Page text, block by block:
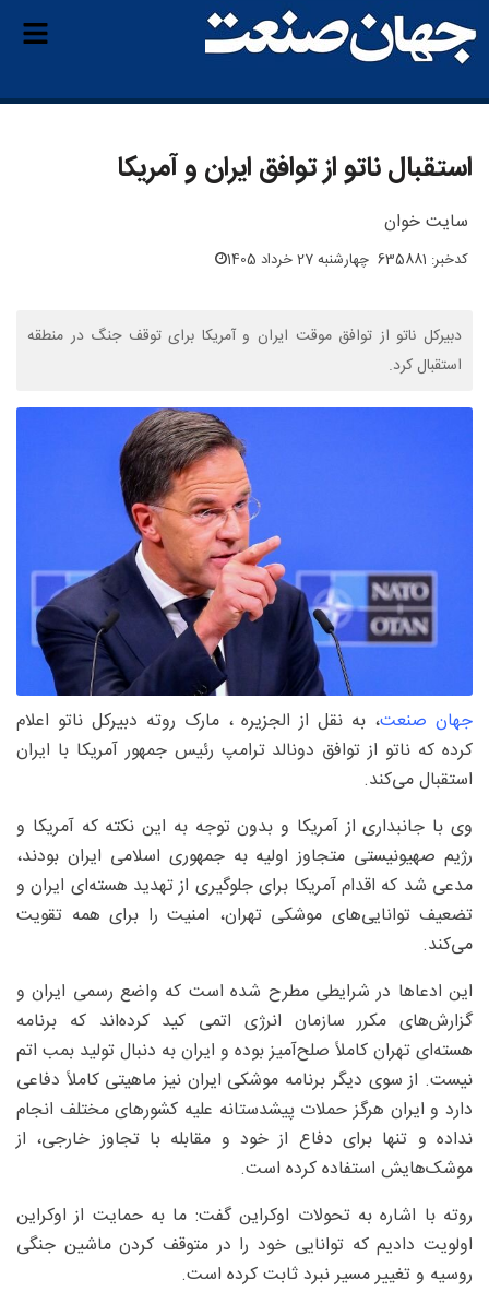
استقبال ناتو از توافق ایران و آمریکا
سایت خوان
کدخبر: 635881 چهارشنبه 27 خرداد 1405
دبیرکل ناتو از توافق موقت ایران و آمریکا برای توقف جنگ در منطقه
استقبال کرد.
جهان صنعت، به نقل از الجزیره ، مارک روته دبیرکل ناتو اعلام
کرده که ناتو از توافق دونالد ترامپ رئیس جمهور آمریکا با ایران
استقبال می‌کند.
وی با جانبداری از آمریکا و بدون توجه به این نکته که آمریکا و
رژیم صهیونیستی متجاوز اولیه به جمهوری اسلامی ایران بودند،
مدعی شد که اقدام آمریکا برای جلوگیری از تهدید هسته‌ای ایران و
تضعیف توانایی‌های موشکی تهران، امنیت را برای همه تقویت
می‌کند.
این ادعاها در شرایطی مطرح شده است که واضع رسمی ایران و
گزارش‌های مکرر سازمان انرژی اتمی کید کرده‌اند که برنامه
هسته‌ای تهران کاملاً صلح‌آمیز بوده و ایران به دنبال تولید بمب اتم
نیست. از سوی دیگر برنامه موشکی ایران نیز ماهیتی کاملاً دفاعی
دارد و ایران هرگز حملات پیشدستانه علیه کشورهای مختلف انجام
نداده و تنها برای دفاع از خود و مقابله با تجاوز خارجی، از
موشک‌هایش استفاده کرده است.
روته با اشاره به تحولات اوکراین گفت: ما به حمایت از اوکراین
اولویت دادیم که توانایی خود را در متوقف کردن ماشین جنگی
روسیه و تغییر مسیر نبرد ثابت کرده است.